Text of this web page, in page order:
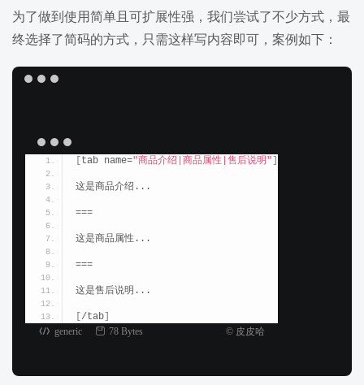
为了做到使用简单且可扩展性强，我们尝试了不少方式，最
终选择了简码的方式，只需这样写内容即可，案例如下：
tab name="商品介绍|商品属性|售后说明"
这是商品介绍...
===
这是商品属性...
===
这是售后说明...
/tab
generic
78 Bytes © 皮皮哈